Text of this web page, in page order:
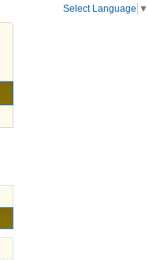
Select Language ▼